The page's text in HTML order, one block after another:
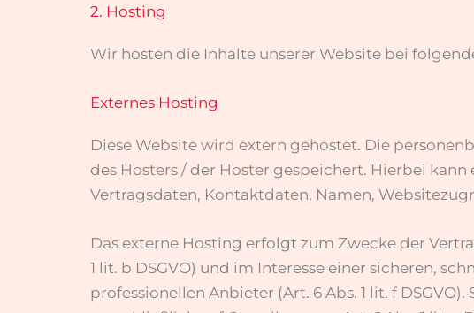
2. Hosting
Wir hosten die Inhalte unserer Website bei
Externes Hosting
Diese Website wird extern gehostet. Die
des Hosters / der Hoster gespeichert. Hierbei
Vertragsdaten, Kontaktdaten, Namen,
Das externe Hosting erfolgt zum Zwecke der
1 lit. b DSGVO) und im Interesse einer sicheren,
professionellen Anbieter (Art. 6 Abs. 1 lit. f